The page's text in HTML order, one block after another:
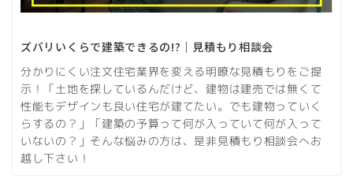
ズバリいくらで建築できるの!?｜見積もり相談会
分かりにくい注文住宅業界を変える明瞭な見積もりをご提
示！「土地を探しているんだけど、建物は建売では無くて
性能もデザインも良い住宅が建てたい。でも建物っていく
らするの？」「建築の予算って何が入っていて何が入って
いないの？」そんな悩みの方は、是非見積もり相談会へお
越し下さい！